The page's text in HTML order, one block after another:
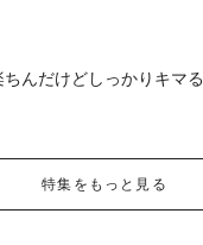
んだけどしっかりキマ
特集をもっと見る